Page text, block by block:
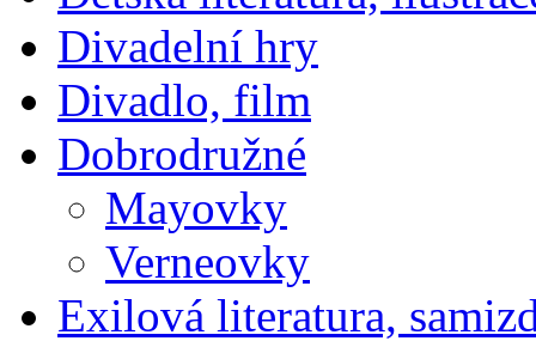
Divadelní hry
Divadlo, film
Dobrodružné
Mayovky
Verneovky
Exilová literatura,